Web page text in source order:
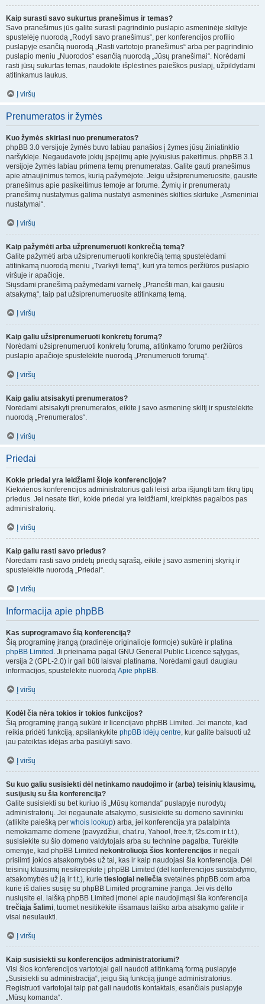
Kaip surasti savo sukurtus pranešimus ir temas?
Savo pranešimus jūs galite surasti pagrindinio puslapio asmeninėje skiltyje
spustelėję nuorodą „Rodyti savo pranešimus“, per konferencijos profilio
puslapyje esančią nuorodą „Rasti vartotojo pranešimus“ arba per pagrindinio
puslapio meniu „Nuorodos“ esančią nuorodą „Jūsų pranešimai“. Norėdami
rasti jūsų sukurtas temas, naudokite išplėstinės paieškos puslapį, užpildydami
atitinkamus laukus.
Į viršų
Prenumeratos ir žymės
Kuo žymės skiriasi nuo prenumeratos?
phpBB 3.0 versijoje žymės buvo labiau panašios į žymes jūsų žiniatinklio
naršyklėje. Negaudavote jokių įspėjimų apie įvykusius pakeitimus. phpBB 3.1
versijoje žymės labiau primena temų prenumeratas. Galite gauti pranešimus
apie atnaujinimus temos, kurią pažymėjote. Jeigu užsiprenumeruosite, gausite
pranešimus apie pasikeitimus temoje ar forume. Žymių ir prenumeratų
pranešimų nustatymus galima nustatyti asmeninės skilties skirtuke „Asmeniniai
nustatymai“.
Į viršų
Kaip pažymėti arba užprenumeruoti konkrečią temą?
Galite pažymėti arba užsiprenumeruoti konkrečią temą spustelėdami
atitinkamą nuorodą meniu „Tvarkyti temą“, kuri yra temos peržiūros puslapio
viršuje ir apačioje.
Siųsdami pranešimą pažymėdami varnelę „Pranešti man, kai gausiu
atsakymą“, taip pat užsiprenumeruosite atitinkamą temą.
Į viršų
Kaip galiu užsiprenumeruoti konkretų forumą?
Norėdami užsiprenumeruoti konkretų forumą, atitinkamo forumo peržiūros
puslapio apačioje spustelėkite nuorodą „Prenumeruoti forumą“.
Į viršų
Kaip galiu atsisakyti prenumeratos?
Norėdami atsisakyti prenumeratos, eikite į savo asmeninę skiltį ir spustelėkite
nuorodą „Prenumeratos“.
Į viršų
Priedai
Kokie priedai yra leidžiami šioje konferencijoje?
Kiekvienos konferencijos administratorius gali leisti arba išjungti tam tikrų tipų
priedus. Jei nesate tikri, kokie priedai yra leidžiami, kreipkitės pagalbos pas
administratorių.
Į viršų
Kaip galiu rasti savo priedus?
Norėdami rasti savo pridėtų priedų sąrašą, eikite į savo asmeninį skyrių ir
spustelėkite nuorodą „Priedai“.
Į viršų
Informacija apie phpBB
Kas suprogramavo šią konferenciją?
Šią programinę įrangą (pradinėje originalioje formoje) sukūrė ir platina
phpBB Limited . Ji prieinama pagal GNU General Public Licence sąlygas,
versija 2 (GPL-2.0) ir gali būti laisvai platinama. Norėdami gauti daugiau
informacijos, spustelėkite nuorodą Apie phpBB.
Į viršų
Kodėl čia nėra tokios ir tokios funkcijos?
Šią programinę įrangą sukūrė ir licencijavo phpBB Limited. Jei manote, kad
reikia pridėti funkciją, apsilankykite phpBB idėjų centre, kur galite balsuoti už
jau pateiktas idėjas arba pasiūlyti savo.
Į viršų
Su kuo galiu susisiekti dėl netinkamo naudojimo ir (arba) teisinių klausimų,
susijusių su šia konferencija?
Galite susisiekti su bet kuriuo iš „Mūsų komanda“ puslapyje nurodytų
administratorių. Jei negaunate atsakymo, susisiekite su domeno savininku
(atlikite paiešką per whois lookup) arba, jei konferencija yra patalpinta
nemokamame domene (pavyzdžiui, chat.ru, Yahoo!, free.fr, f2s.com ir t.t.),
susisiekite su šio domeno valdytojais arba su technine pagalba. Turėkite
omenyje, kad phpBB Limited nekontroliuoja šios konferencijos ir negali
prisiimti jokios atsakomybės už tai, kas ir kaip naudojasi šia konferencija. Dėl
teisinių klausimų nesikreipkite į phpBB Limited (dėl konferencijos sustabdymo,
atsakomybės už ją ir t.t.), kurie tiesiogiai neliečia svetainės phpBB.com arba
kurie iš dalies susiję su phpBB Limited programine įranga. Jei vis dėlto
nusiųsite el. laišką phpBB Limited įmonei apie naudojimąsi šia konferencija
trečiąja šalimi, tuomet nesitikėkite išsamaus laiško arba atsakymo galite ir
visai nesulaukti.
Į viršų
Kaip susisiekti su konferencijos administratoriumi?
Visi šios konferencijos vartotojai gali naudoti atitinkamą formą puslapyje
„Susisiekti su administracija“, jeigu šią funkciją įjungė administratorius.
Registruoti vartotojai taip pat gali naudotis kontaktais, esančiais puslapyje
„Mūsų komanda“.